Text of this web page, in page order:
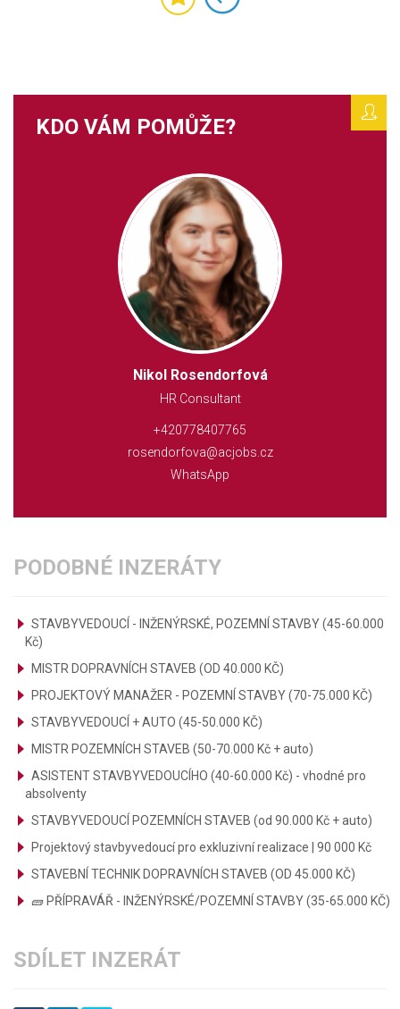
KDO VÁM POMŮŽE?
Nikol Rosendorfová
HR Consultant
+420778407765
rosendorfova@acjobs.cz
WhatsApp
PODOBNÉ INZERÁTY
STAVBYVEDOUCÍ - INŽENÝRSKÉ, POZEMNÍ STAVBY (45-60.000
Kč)
MISTR DOPRAVNÍCH STAVEB (OD 40.000 KČ)
PROJEKTOVÝ MANAŽER - POZEMNÍ STAVBY (70-75.000 KČ)
STAVBYVEDOUCÍ + AUTO (45-50.000 KČ)
MISTR POZEMNÍCH STAVEB (50-70.000 Kč + auto)
ASISTENT STAVBYVEDOUCÍHO (40-60.000 Kč) - vhodné pro
absolventy
STAVBYVEDOUCÍ POZEMNÍCH STAVEB (od 90.000 Kč + auto)
Projektový stavbyvedoucí pro exkluzivní realizace | 90 000 Kč
STAVEBNÍ TECHNIK DOPRAVNÍCH STAVEB (OD 45.000 KČ)
🧱 PŘÍPRAVÁŘ - INŽENÝRSKÉ/POZEMNÍ STAVBY (35-65.000 KČ)
SDÍLET INZERÁT